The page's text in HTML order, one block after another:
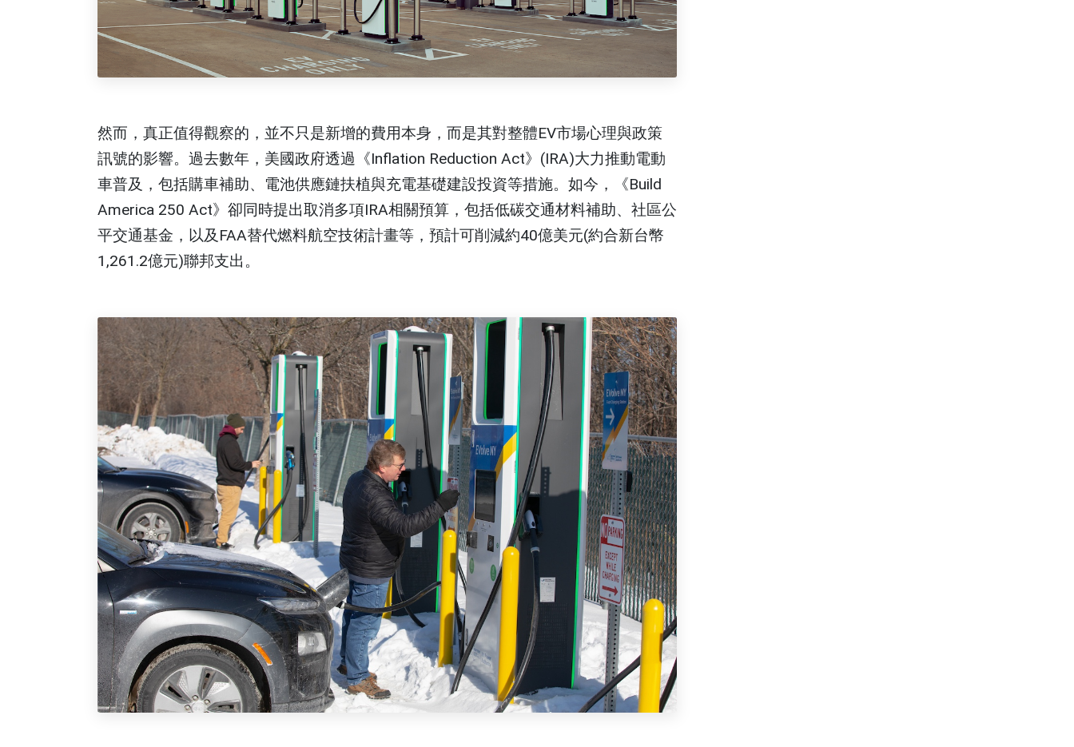
然而，真正值得觀察的，並不只是新增的費用本身，而是其對整體EV市場心理與政策
訊號的影響。過去數年，美國政府透過《Inflation Reduction Act》(IRA)大力推動電動
車普及，包括購車補助、電池供應鏈扶植與充電基礎建設投資等措施。如今，《Build
America 250 Act》卻同時提出取消多項IRA相關預算，包括低碳交通材料補助、社區公
平交通基金，以及FAA替代燃料航空技術計畫等，預計可削減約40億美元(約合新台幣
1,261.2億元)聯邦支出。